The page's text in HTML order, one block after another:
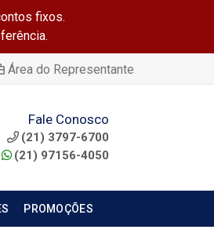
fixos.
Área do Representante
Fale Conosco
(21) 3797-6700
(21) 97156-4050
PROMOÇÕES